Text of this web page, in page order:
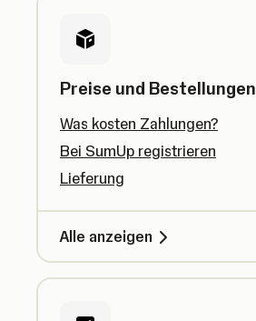
Preise und Bestellungen
Was kosten Zahlungen?
Bei SumUp registrieren
Lieferung
Alle anzeigen